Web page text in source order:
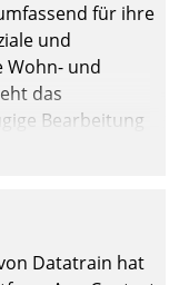
für ihre
und
Wohn- und
das
Bearbeitung
das
Kanal
Datatrain hat